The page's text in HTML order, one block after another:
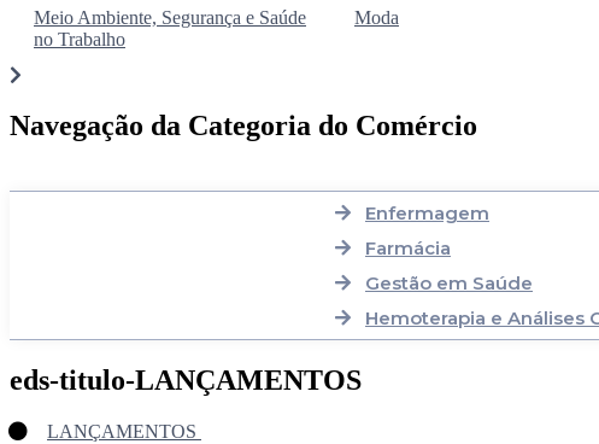
Meio Ambiente, Segurança e Saúde
no Trabalho
Moda
Navegação da Categoria do Comércio
Enfermagem
Farmácia
Gestão em Saúde
Hemoterapia e Análises
eds-titulo-LANÇAMENTOS
LANÇAMENTOS